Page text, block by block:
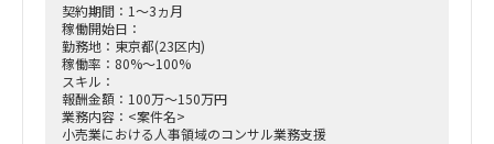
契約期間：1～3ヵ月
稼働開始日：
勤務地：東京都(23区内)
稼働率：80%～100%
スキル：
報酬金額：100万～150万円
業務内容：<案件名>
小売業における人事領域のコンサル業務支援